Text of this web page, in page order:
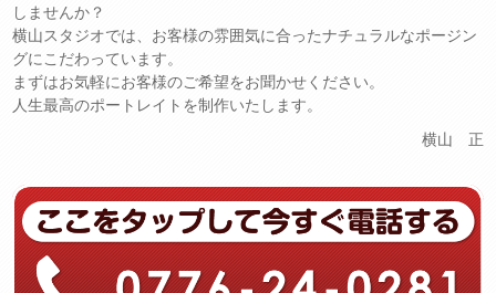
しませんか？
横山スタジオでは、お客様の雰囲気に合ったナチュラルなポージン
グにこだわっています。
まずはお気軽にお客様のご希望をお聞かせください。
人生最高のポートレイトを制作いたします。
横山 正